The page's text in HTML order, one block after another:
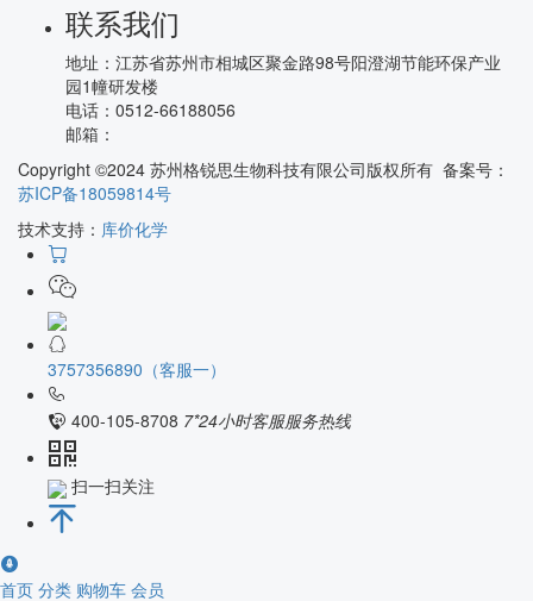
联系我们
地址： 江苏省苏州市相城区聚金路98号阳澄湖节能环保产业
园1幢研发楼
电话： 0512-66188056
邮箱：
Copyright ©2024 苏州格锐思生物科技有限公司版权所有 备案号：
苏ICP备18059814号
技术支持： 库价化学
3757356890（客服一）
400-105-8708 7*24小时客服服务热线
扫一扫关注
首页 分类 购物车 会员